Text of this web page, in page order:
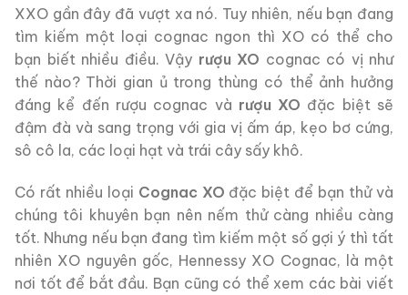
XXO gần đây đã vượt xa nó. Tuy nhiên, nếu bạn đang
tìm kiếm một loại cognac ngon thì XO có thể cho
bạn biết nhiều điều. Vậy rượu XO cognac có vị như
thế nào? Thời gian ủ trong thùng có thể ảnh hưởng
đáng kể đến rượu cognac và rượu XO đặc biệt sẽ
đậm đà và sang trọng với gia vị ấm áp, kẹo bơ cứng,
sô cô la, các loại hạt và trái cây sấy khô.
Có rất nhiều loại Cognac XO đặc biệt để bạn thử và
chúng tôi khuyên bạn nên nếm thử càng nhiều càng
tốt. Nhưng nếu bạn đang tìm kiếm một số gợi ý thì tất
nhiên XO nguyên gốc, Hennessy XO Cognac, là một
nơi tốt để bắt đầu. Bạn cũng có thể xem các bài viết